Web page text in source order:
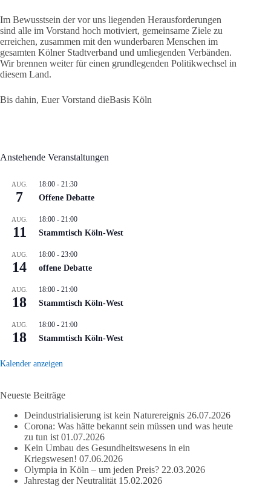
Im Bewusstsein der vor uns liegenden Herausforderungen
sind alle im Vorstand hoch motiviert, gemeinsame Ziele zu
erreichen, zusammen mit den wunderbaren Menschen im
gesamten Kölner Stadtverband und umliegenden Verbänden.
Wir brennen weiter für einen grundlegenden Politikwechsel in
diesem Land.
Bis dahin, Euer Vorstand dieBasis Köln
Anstehende Veranstaltungen
AUG.
7
18:00 - 21:30
Offene Debatte
AUG.
11
18:00 - 21:00
Stammtisch Köln-West
AUG.
14
18:00 - 23:00
offene Debatte
AUG.
18
18:00 - 21:00
Stammtisch Köln-West
AUG.
18
18:00 - 21:00
Stammtisch Köln-West
Kalender anzeigen
Neueste Beiträge
Deindustrialisierung ist kein Naturereignis 26.07.2026
Corona: Was hätte bekannt sein müssen und was heute
zu tun ist 01.07.2026
Kein Umbau des Gesundheitswesens in ein
Kriegswesen! 07.06.2026
Olympia in Köln – um jeden Preis? 22.03.2026
Jahrestag der Neutralität 15.02.2026